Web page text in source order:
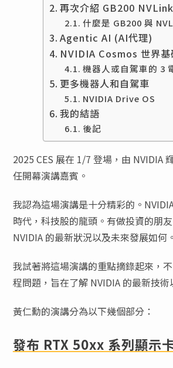
再次介紹 GB200
什麼是 GB200 與
Agentic AI (AI代理)
NVIDIA Cosmos 世界基
機器人或自駕車的 3
更多機器人和自駕車
NVIDIA Drive OS
我的結語
後記
2025 CES 展在 1/7 登場，由 NVIDIA
任開幕演講嘉賓。
我認為這場演講是十分精彩的。
時代，科技股的龍頭。有做投資的朋
NVIDIA 的最新狀況以及未來發展如何。
我試著將這場演講的重點摘錄起來，
程問題，旨在了解 NVIDIA 的最新技術
黃仁勳的演講分為以下幾個部分：
發布 RTX 50xx 系列顯示